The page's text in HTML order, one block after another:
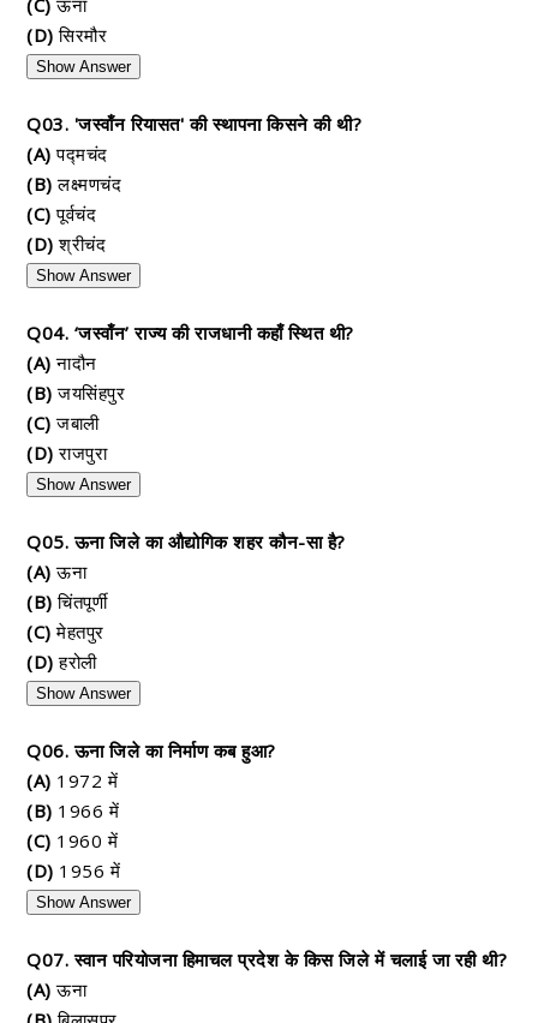
(D) सिरमौर
Show Answer
Q03. 'जस्वाँन रियासत' की स्थापना किसने की थी?
(A) पद्मचंद
(B) लक्ष्मणचंद
(C) पूर्वचंद
(D) श्रीचंद
Show Answer
Q04. ‘जस्वाँन’ राज्य की राजधानी कहाँ स्थित थी?
(A) नादौन
(B) जयसिंहपुर
(C) जबाली
(D) राजपुरा
Show Answer
Q05. ऊना जिले का औद्योगिक शहर कौन-सा है?
(A) ऊना
(B) चिंतपूर्णी
(C) मेहतपुर
(D) हरोली
Show Answer
Q06. ऊना जिले का निर्माण कब हुआ?
(A) 1972 में
(B) 1966 में
(C) 1960 में
(D) 1956 में
Show Answer
Q07. स्वान परियोजना हिमाचल प्रदेश के किस जिले में चलाई जा रही थी?
(A) ऊना